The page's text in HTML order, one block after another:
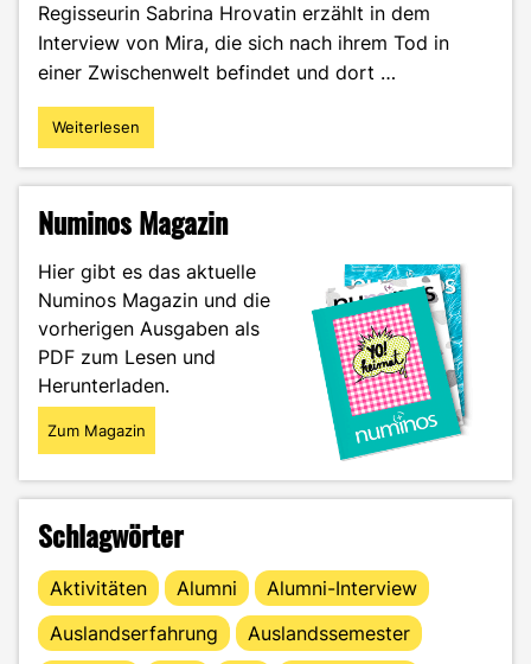
Regisseurin Sabrina Hrovatin erzählt in dem
Interview von Mira, die sich nach ihrem Tod in
einer Zwischenwelt befindet und dort …
"Interview
–
Hrovatin
ihren
Film
Grauzone"
Weiterlesen
Numinos Magazin
Hier gibt es das aktuelle
Numinos Magazin und die
vorherigen Ausgaben als
PDF zum Lesen und
Herunterladen.
Zum Magazin
Schlagwörter
Aktivitäten Alumni
Alumni-Interview
Auslandserfahrung
Auslandssemester